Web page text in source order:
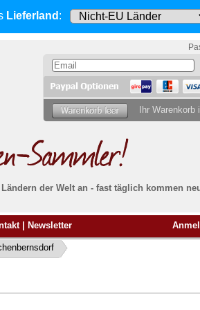
Lieferland :
Ihr Warenkorb
der Welt an - fast täglich kommen
Ausland, werden
habenkein Risiko
oder beschädigt
Möchten Sie
verkaufen?
Newsletter